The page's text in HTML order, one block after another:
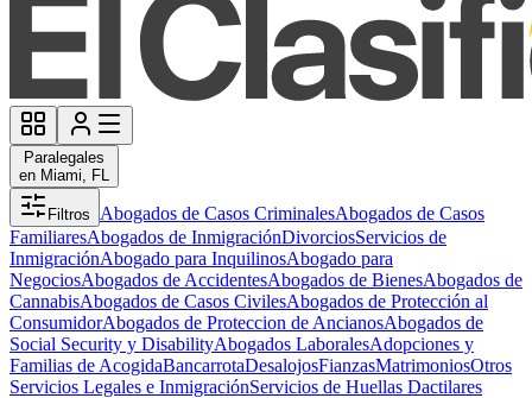
Paralegales
en Miami, FL
Filtros Abogados de Casos CriminalesAbogados de Casos
FamiliaresAbogados de InmigraciónDivorciosServicios de
InmigraciónAbogado para InquilinosAbogado para
NegociosAbogados de AccidentesAbogados de BienesAbogados de
CannabisAbogados de Casos CivilesAbogados de Protección al
ConsumidorAbogados de Proteccion de AncianosAbogados de
Social Security y DisabilityAbogados LaboralesAdopciones y
Familias de AcogidaBancarrotaDesalojosFianzasMatrimoniosOtros
Servicios Legales e InmigraciónServicios de Huellas Dactilares